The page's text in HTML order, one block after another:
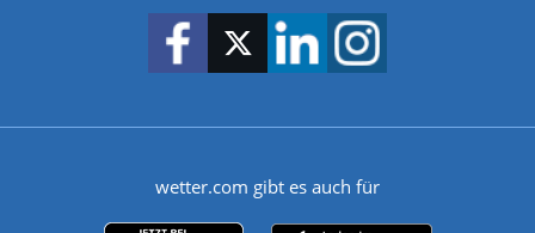
wetter.com gibt es auch für